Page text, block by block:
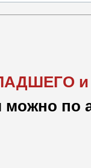
и
можно по